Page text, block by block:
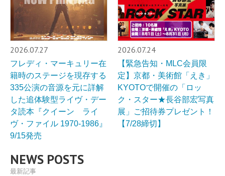
2026.07.27
フレディ・マーキュリー在
籍時のステージを現存する
335公演の音源を元に詳解
した追体験型ライヴ・デー
タ読本『クイーン ライ
ヴ・ファイル 1970-1986』
9/15発売
2026.07.24
【緊急告知・MLC会員限
定】京都・美術館「えき」
KYOTOで開催の「ロッ
ク・スター★長谷部宏写真
展」ご招待券プレゼント！
【7/28締切】
NEWS POSTS
最新記事